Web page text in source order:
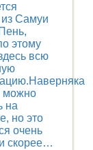
из Самуи
этому
всю
можно
на
но это
очень
скорее…